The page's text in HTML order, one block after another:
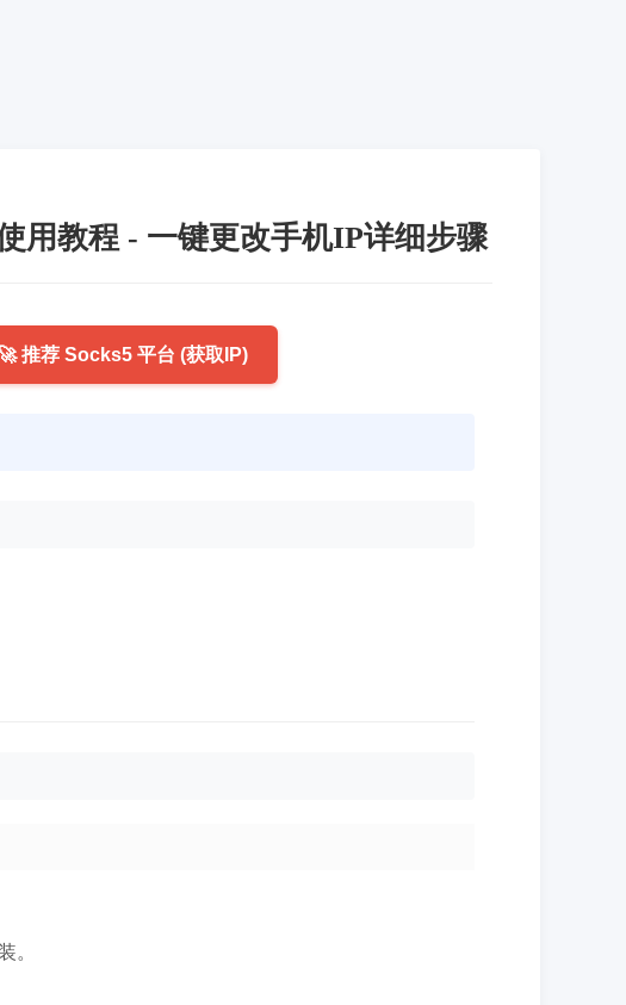
用教程 - 一键更改手机IP详细步骤
🚀 推荐 Socks5 平台 (获取IP)
。